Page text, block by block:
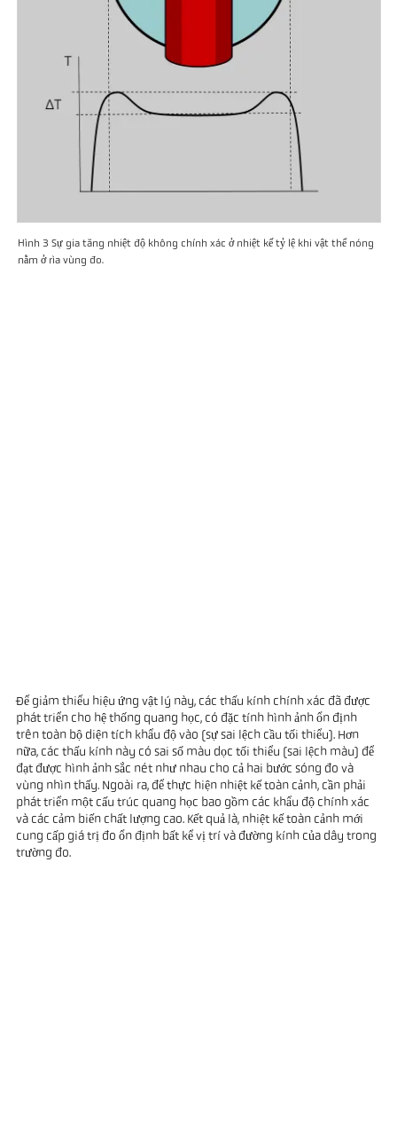
Hình 3 Sự gia tăng nhiệt độ không chính xác ở nhiệt kế tỷ lệ khi vật thể nóng
nằm ở rìa vùng đo.
Để giảm thiểu hiệu ứng vật lý này, các thấu kính chính xác đã được
phát triển cho hệ thống quang học, có đặc tính hình ảnh ổn định
trên toàn bộ diện tích khẩu độ vào (sự sai lệch cầu tối thiểu). Hơn
nữa, các thấu kính này có sai số màu dọc tối thiểu (sai lệch màu) để
đạt được hình ảnh sắc nét như nhau cho cả hai bước sóng đo và
vùng nhìn thấy. Ngoài ra, để thực hiện nhiệt kế toàn cảnh, cần phải
phát triển một cấu trúc quang học bao gồm các khẩu độ chính xác
và các cảm biến chất lượng cao. Kết quả là, nhiệt kế toàn cảnh mới
cung cấp giá trị đo ổn định bất kể vị trí và đường kính của dây trong
trường đo.